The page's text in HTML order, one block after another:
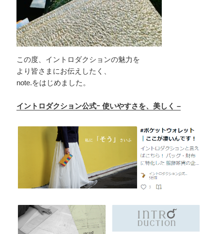
この度、イントロダクションの魅力を
より皆さまにお伝えしたく、
note.をはじめました。
イントロダクション公式ｰ 使いやすさを、美しく –